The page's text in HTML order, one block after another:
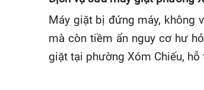
Máy giặt bị đứng máy, không
mà còn tiềm ẩn nguy cơ hư
giặt tại phường Xóm Chiếu,